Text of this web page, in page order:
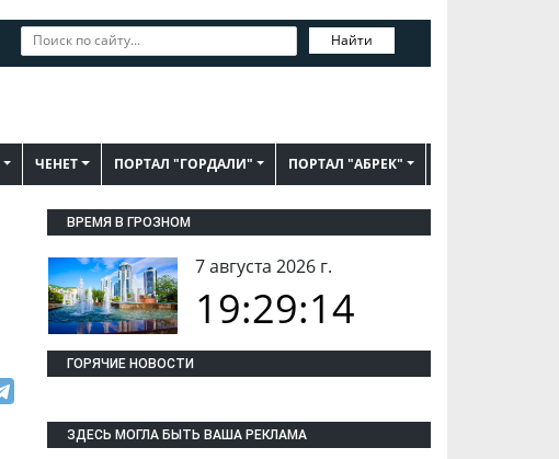
Найти
ЧЕНЕТ ПОРТАЛ "ГОРДАЛИ" ПОРТАЛ "АБРЕК"
ВРЕМЯ В ГРОЗНОМ
7 августа 2026 г.
19:29:15
ГОРЯЧИЕ НОВОСТИ
ЗДЕСЬ МОГЛА БЫТЬ ВАША РЕКЛАМА